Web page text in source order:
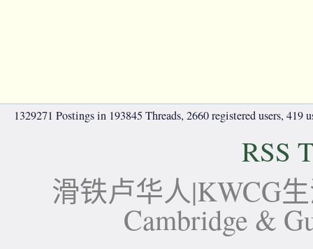
1329271 Postings in 193845 Threads, 2660 registered users, 419
RSS
滑铁卢华人|KWCG
Cambridge &